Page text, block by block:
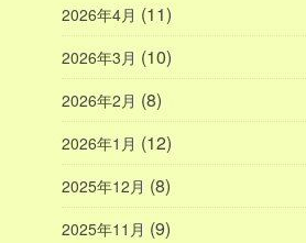
2026年4月 (11)
2026年3月 (10)
2026年2月 (8)
2026年1月 (12)
2025年12月 (8)
2025年11月 (9)